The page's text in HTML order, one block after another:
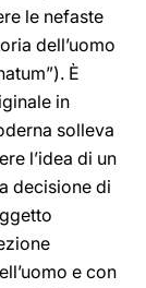
le nefaste
dell’uomo
È
in
solleva
l’idea di un
decisione di
e con